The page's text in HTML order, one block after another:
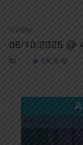
WHEN:
06/10/2025 @
SALA 02